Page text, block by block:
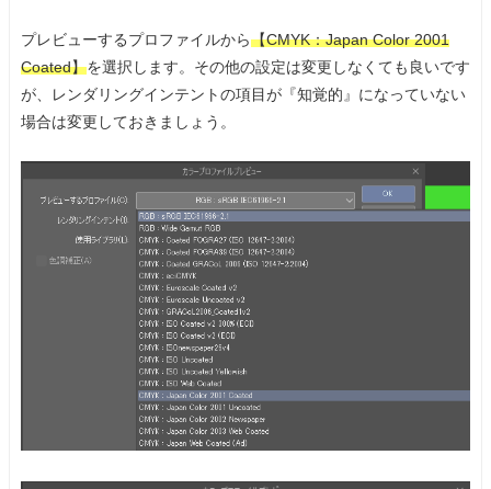
プレビューするプロファイルから【CMYK：Japan Color 2001
Coated】を選択します。その他の設定は変更しなくても良いです
が、レンダリングインテントの項目が『知覚的』になっていない
場合は変更しておきましょう。